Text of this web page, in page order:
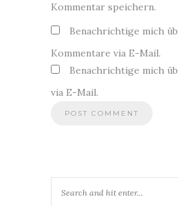
Kommentar speichern.
Benachrichtige mich
Kommentare via E-Mail.
Benachrichtige mich
via E-Mail.